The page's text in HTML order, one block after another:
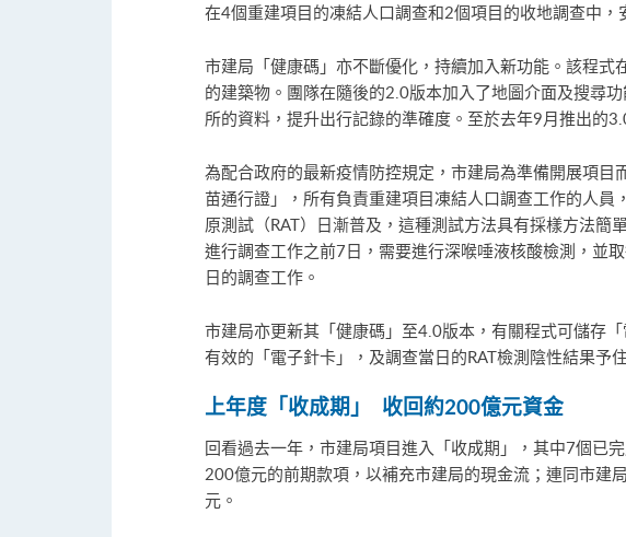
在4個重建項目的凍結人口調查和2個項目的收地調查中
市建局「健康碼」亦不斷優化，持續加入新功能。該程
的建築物。團隊在隨後的2.0版本加入了地圖介面及搜尋
所的資料，提升出行記錄的準確度。至於去年9月推出的
為配合政府的最新疫情防控規定，市建局為準備開展項
苗通行證」，所有負責重建項目凍結人口調查工作的人
原測試（RAT）日漸普及，這種測試方法具有採樣方法
進行調查工作之前7日，需要進行深喉唾液核酸檢測，並
日的調查工作。
市建局亦更新其「健康碼」至4.0版本，有關程式可儲存
有效的「電子針卡」，及調查當日的RAT檢測陰性結果予
上年度「收成期」 收回約200億元資金
回看過去一年，市建局項目進入「收成期」，其中7個已
200億元的前期款項，以補充市建局的現金流；連同市
元。